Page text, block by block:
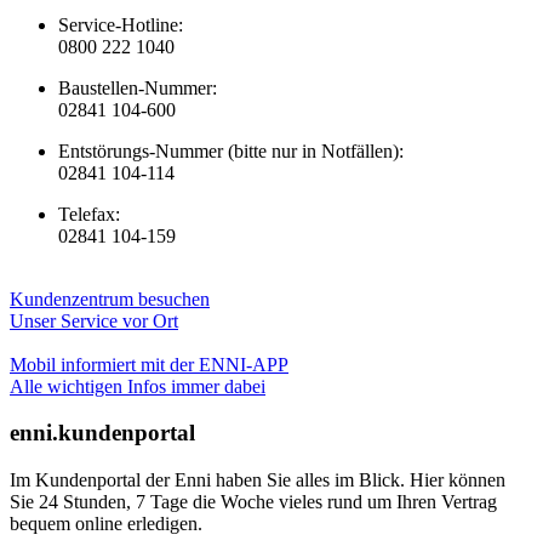
Service-Hotline:
0800 222 1040
Baustellen-Nummer:
02841 104-600
Entstörungs-Nummer (bitte nur in Notfällen):
02841 104-114
Telefax:
02841 104-159
Kundenzentrum besuchen
Unser Service vor Ort
Mobil informiert mit der ENNI-APP
Alle wichtigen Infos immer dabei
enni.kundenportal
Im Kundenportal der Enni haben Sie alles im Blick. Hier können
Sie 24 Stunden, 7 Tage die Woche vieles rund um Ihren Vertrag
bequem online erledigen.